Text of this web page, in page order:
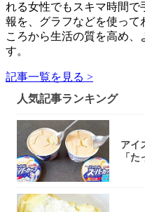
れる女性でもスキマ時間
報を、グラフなどを使っ
ころから生活の質を高め、
す。
記事一覧を見る >
人気記事ランキング
アイ
「